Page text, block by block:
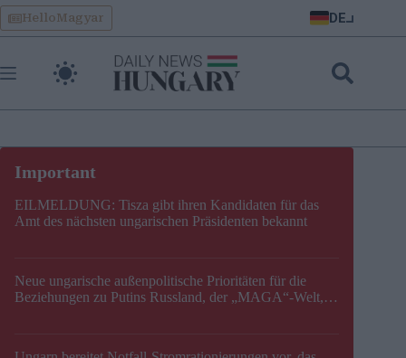
Skip
to
content
HelloMagyar DE
EILMELDUNG: Tisza gibt ihren Kandidaten für das
Amt des nächsten ungarischen Präsidenten bekannt
Neue ungarische außenpolitische Prioritäten für die
Beziehungen zu Putins Russland, der „MAGA“-Welt,